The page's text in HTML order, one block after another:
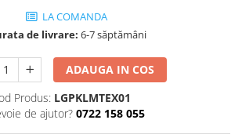
LA COMANDA
de livrare: 6-7 săptămâni
ADAUGA IN COS
Produs: LGPKLMTEX01
de ajutor? 0722 158 055